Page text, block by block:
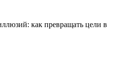
как превращать цели в